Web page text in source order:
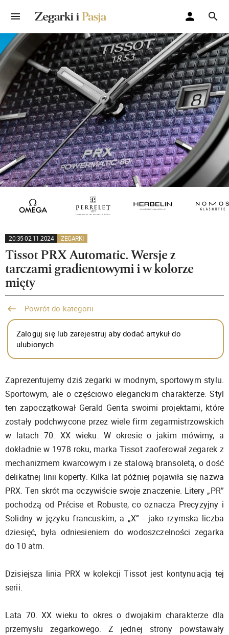
20:35 02.11.2024 ZEGARKI
Tissot PRX Automatic. Wersje z
tarczami gradientowymi i w kolorze
mięty
Powrót do kategorii
Zaloguj się lub zarejestruj aby dodać artykuł do
ulubionych
Zaprezentujemy dziś zegarki w modnym, sportowym stylu.
Sportowym, ale o częściowo eleganckim charakterze. Styl
ten zapoczątkował Gerald Genta swoimi projektami, które
zostały podchwycone przez wiele firm zegarmistrzowskich
w latach 70. XX wieku. W okresie o jakim mówimy, a
dokładnie w 1978 roku, marka Tissot zaoferował zegarek z
mechanizmem kwarcowym i ze stalową bransoletą, o dość
delikatnej linii koperty. Kilka lat później pojawiła się nazwa
PRX. Ten skrót ma oczywiście swoje znaczenie. Litery „PR”
pochodzą od Précise et Robuste, co oznacza Precyzyjny i
Solidny w języku francuskim, a „X” - jako rzymska liczba
dziesięć, była odniesieniem do wodoszczelności zegarka
do 10 atm.
Dzisiejsza linia PRX w kolekcji Tissot jest kontynuacją tej
serii.
Lata 70. XX wieku to okres o dwojakim charakterze dla
przemysłu zegarkowego. Z jednej strony powstawały